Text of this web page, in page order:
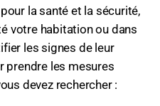
la santé et la sécurité,
votre habitation ou dans
les signes de leur
prendre les mesures
devez rechercher :